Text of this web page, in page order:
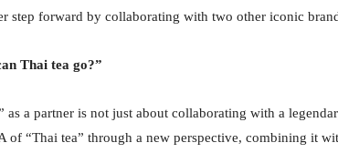
step forward by collaborating with two other iconic
Thai tea go?”
a partner is not just about collaborating with a
of “Thai tea” through a new perspective, combining it